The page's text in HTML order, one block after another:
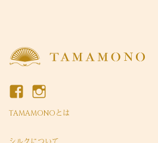
TAMAMONOとは